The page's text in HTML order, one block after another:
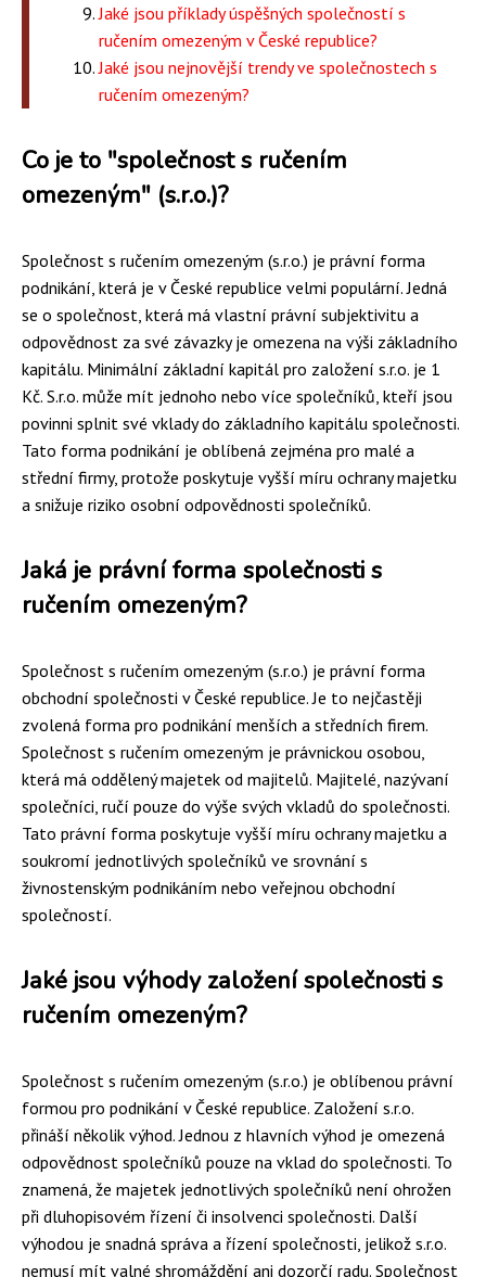
Jaké jsou příklady úspěšných společností s
ručením omezeným v České republice?
Jaké jsou nejnovější trendy ve společnostech s
ručením omezeným?
Co je to "společnost s ručením
omezeným" (s.r.o.)?
Společnost s ručením omezeným (s.r.o.) je právní forma
podnikání, která je v České republice velmi populární. Jedná
se o společnost, která má vlastní právní subjektivitu a
odpovědnost za své závazky je omezena na výši základního
kapitálu. Minimální základní kapitál pro založení s.r.o. je 1
Kč. S.r.o. může mít jednoho nebo více společníků, kteří jsou
povinni splnit své vklady do základního kapitálu společnosti.
Tato forma podnikání je oblíbená zejména pro malé a
střední firmy, protože poskytuje vyšší míru ochrany majetku
a snižuje riziko osobní odpovědnosti společníků.
Jaká je právní forma společnosti s
ručením omezeným?
Společnost s ručením omezeným (s.r.o.) je právní forma
obchodní společnosti v České republice. Je to nejčastěji
zvolená forma pro podnikání menších a středních firem.
Společnost s ručením omezeným je právnickou osobou,
která má oddělený majetek od majitelů. Majitelé, nazývaní
společníci, ručí pouze do výše svých vkladů do společnosti.
Tato právní forma poskytuje vyšší míru ochrany majetku a
soukromí jednotlivých společníků ve srovnání s
živnostenským podnikáním nebo veřejnou obchodní
společností.
Jaké jsou výhody založení společnosti s
ručením omezeným?
Společnost s ručením omezeným (s.r.o.) je oblíbenou právní
formou pro podnikání v České republice. Založení s.r.o.
přináší několik výhod. Jednou z hlavních výhod je omezená
odpovědnost společníků pouze na vklad do společnosti. To
znamená, že majetek jednotlivých společníků není ohrožen
při dluhopisovém řízení či insolvenci společnosti. Další
výhodou je snadná správa a řízení společnosti, jelikož s.r.o.
nemusí mít valné shromáždění ani dozorčí radu. Společnost